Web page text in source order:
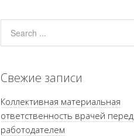
Свежие записи
Коллективная материальная
ответственность врачей перед
работодателем